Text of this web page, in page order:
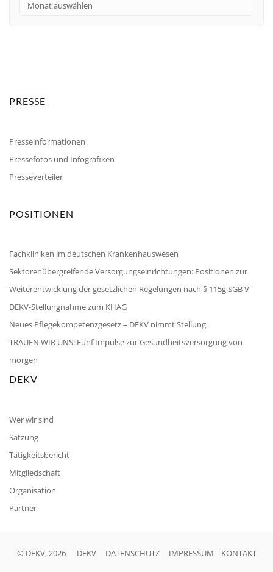
PRESSE
Presseinformationen
Pressefotos und Infografiken
Presseverteiler
POSITIONEN
Fachkliniken im deutschen Krankenhauswesen
Sektorenübergreifende Versorgungseinrichtungen: Positionen zur
Weiterentwicklung der gesetzlichen Regelungen nach § 115g SGB V
DEKV-Stellungnahme zum KHAG
Neues Pflegekompetenzgesetz – DEKV nimmt Stellung
TRAUEN WIR UNS! Fünf Impulse zur Gesundheitsversorgung von
morgen
DEKV
Wer wir sind
Satzung
Tätigkeitsbericht
Mitgliedschaft
Organisation
Partner
© DEKV, 2026 DEKV DATENSCHUTZ IMPRESSUM KONTAKT